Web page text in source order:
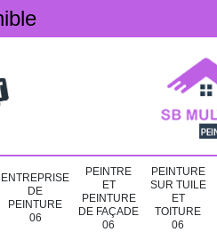
ENTREPRISE
DE
PEINTURE
06
PEINTRE
ET
PEINTURE
DE FAÇADE
06
PEINTURE
SUR TUILE
ET
TOITURE
06